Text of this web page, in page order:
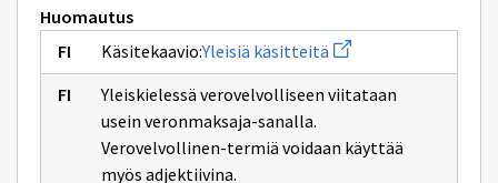
Huomautus
Käsitekaavio:Yleisiä käsitteitä Avaa
uuden
ikkunan
sivulle
Yleiskielessä verovelvolliseen viitataan
usein veronmaksaja-sanalla.
Verovelvollinen-termiä voidaan käyttää
myös adjektiivina.